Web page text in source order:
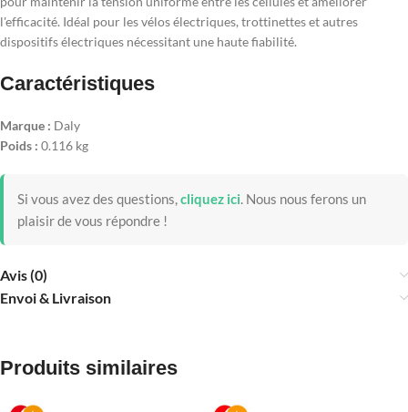
l'efficacité. Idéal pour les vélos électriques, trottinettes et autres
dispositifs électriques nécessitant une haute fiabilité.
Caractéristiques
Marque : Daly
Poids : 0.116 kg
Si vous avez des questions,cliquez ici. Nous nous ferons un
plaisir de vous répondre !
Avis (0)
Envoi & Livraison
Produits similaires